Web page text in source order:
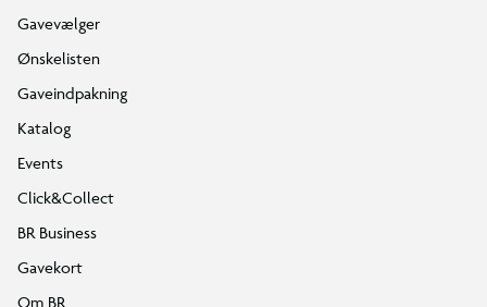
Gavevælger
Ønskelisten
Gaveindpakning
Katalog
Events
Click&Collect
BR Business
Gavekort
Om BR